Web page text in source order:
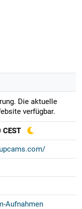
Die aktuelle
verfügbar.
Aufnahmen